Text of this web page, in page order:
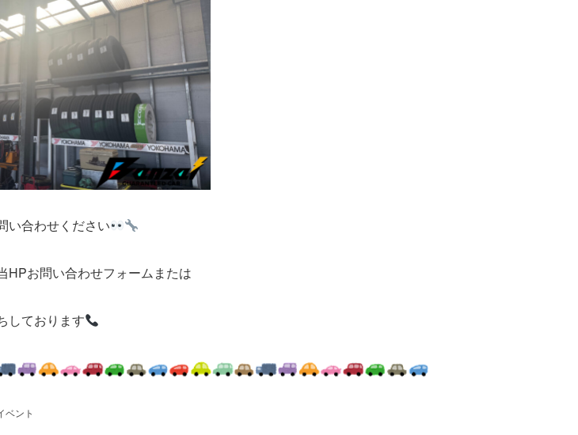
い合わせください
HPお問い合わせフォームまたは
しております
ベント